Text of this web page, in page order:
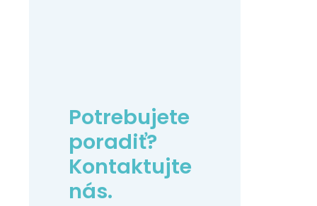
Potrebujete
poradiť?
Kontaktujte
nás.